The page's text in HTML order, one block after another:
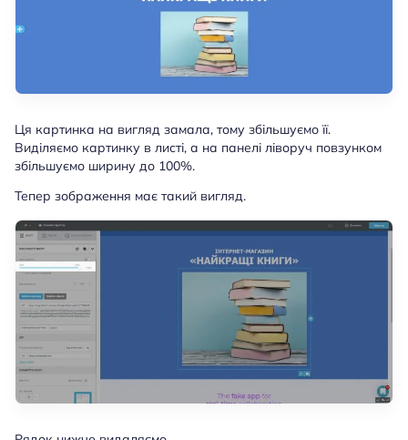
Ця картинка на вигляд замала, тому збільшуємо її.
Виділяємо картинку в листі, а на панелі ліворуч повзунком
збільшуємо ширину до 100%.
Тепер зображення має такий вигляд.